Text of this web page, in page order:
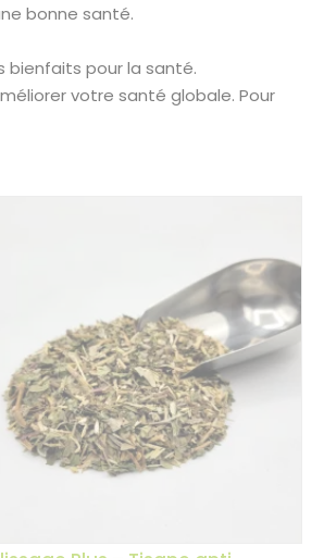
bonne santé.
bienfaits pour la santé.
votre santé globale. Pour